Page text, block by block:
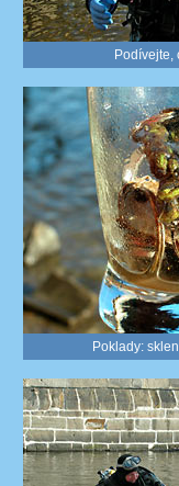
Podívejte,
Poklady: